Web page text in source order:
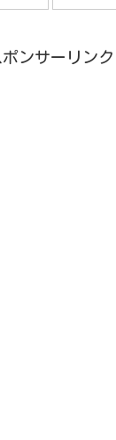
て全会一
ポンサーリンク